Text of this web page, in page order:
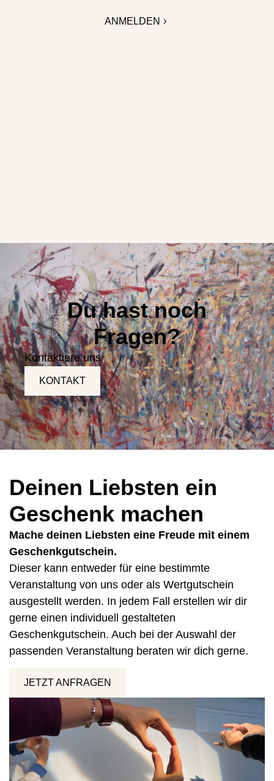
ANMELDEN
Du hast noch
Fragen?
Kontaktiere uns
KONTAKT
Deinen Liebsten ein
Geschenk machen
Mache deinen Liebsten eine Freude mit einem
Geschenkgutschein.
Dieser kann entweder für eine bestimmte
Veranstaltung von uns oder als Wertgutschein
ausgestellt werden. In jedem Fall erstellen wir dir
gerne einen individuell gestalteten
Geschenkgutschein. Auch bei der Auswahl der
passenden Veranstaltung beraten wir dich gerne.
JETZT ANFRAGEN